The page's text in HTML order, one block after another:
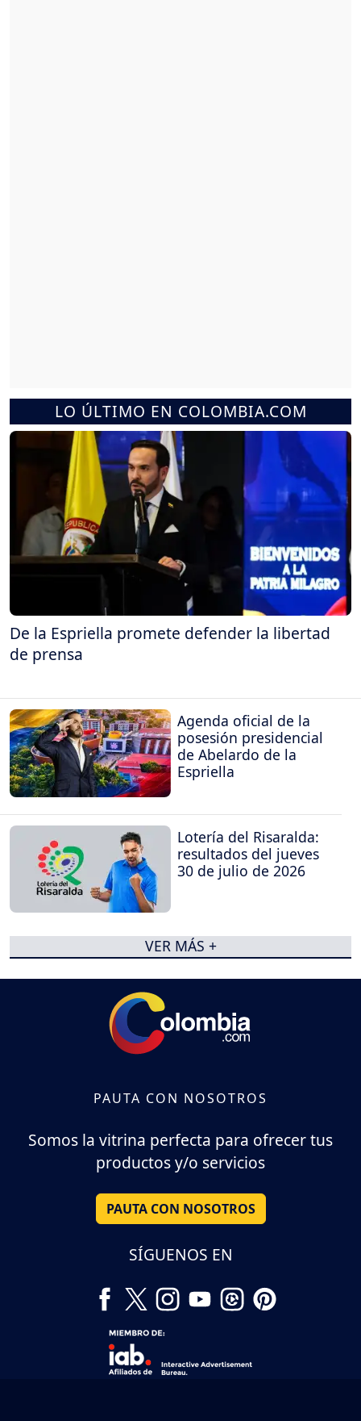
LO ÚLTIMO EN COLOMBIA.COM
De la Espriella promete defender la libertad
de prensa
Agenda oficial de la
posesión presidencial
de Abelardo de la
Espriella
Lotería del Risaralda:
resultados del jueves
30 de julio de 2026
VER MÁS +
PAUTA CON NOSOTROS
Somos la vitrina perfecta para ofrecer tus
productos y/o servicios
PAUTA CON NOSOTROS
SÍGUENOS EN